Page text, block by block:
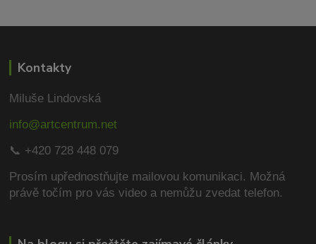
Kontakty
Miluše Lindovská
info@artcentrum.net
📞 +420 728 448 079
Prosím upřednostňujte mailovou komunikaci. Možná
právě točím pro vás video a nemůžu zvedat telefon.